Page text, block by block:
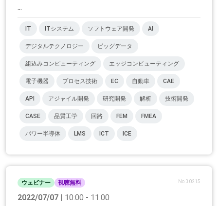
...
IT ITシステム ソフトウェア開発 AI
デジタルテクノロジー ビッグデータ
組込みコンピューティング エッジコンピューティング
電子機器 プロセス技術 EC 自動車 CAE
API アジャイル開発 研究開発 解析 技術開発
CASE 品質工学 回路 FEM FMEA
パワー半導体 LMS ICT ICE
ウェビナー 視聴無料 No.30215
2022/07/07 | 10:00 - 11:00